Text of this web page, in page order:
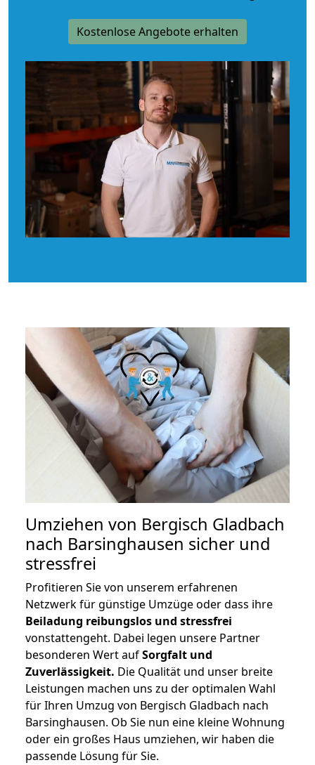
Kostenlose Angebote erhalten
Umziehen von Bergisch Gladbach
nach Barsinghausen sicher und
stressfrei
Profitieren Sie von unserem erfahrenen
Netzwerk für günstige Umzüge oder dass ihre
Beiladung reibungslos und stressfrei
vonstattengeht. Dabei legen unsere Partner
besonderen Wert aufSorgfalt und
Zuverlässigkeit. Die Qualität und unser breite
Leistungen machen uns zu der optimalen Wahl
für Ihren Umzug von Bergisch Gladbach nach
Barsinghausen. Ob Sie nun eine kleine Wohnung
oder ein großes Haus umziehen, wir haben die
passende Lösung für Sie.